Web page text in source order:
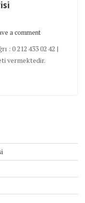
a comment
: 0 212 433 02 42 |
vermektedir.